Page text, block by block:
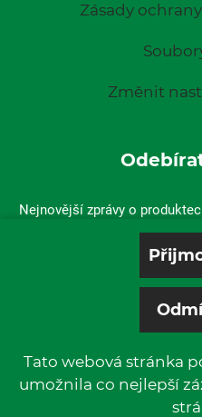
Zásady
Změnit
Nejnovější zprávy o
vaší
Tato webová stránka
umožnila co nejlepší